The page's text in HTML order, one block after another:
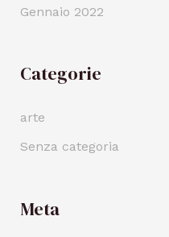
Gennaio 2022
Categorie
arte
Senza categoria
Meta